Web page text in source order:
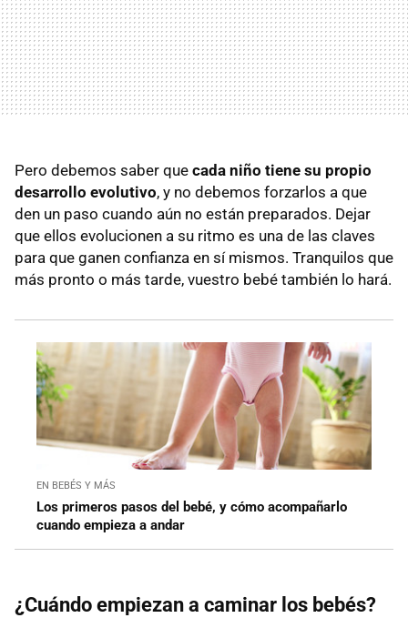
Pero debemos saber que cada niño tiene su propio
desarrollo evolutivo, y no debemos forzarlos a que
den un paso cuando aún no están preparados. Dejar
que ellos evolucionen a su ritmo es una de las claves
para que ganen confianza en sí mismos. Tranquilos que
más pronto o más tarde, vuestro bebé también lo hará.
EN BEBÉS Y MÁS
Los primeros pasos del bebé, y cómo acompañarlo
cuando empieza a andar
¿Cuándo empiezan a caminar los bebés?